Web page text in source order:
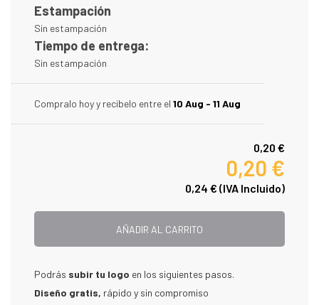
Estampación
Sin estampación
Tiempo de entrega:
Sin estampación
Compralo hoy y recibelo entre el 10 Aug - 11 Aug
0,20 €
0,20 €
0,24 € (IVA Incluido)
AÑADIR AL CARRITO
Podrás subir tu logo en los siguientes pasos.
Diseño gratis, rápido y sin compromiso